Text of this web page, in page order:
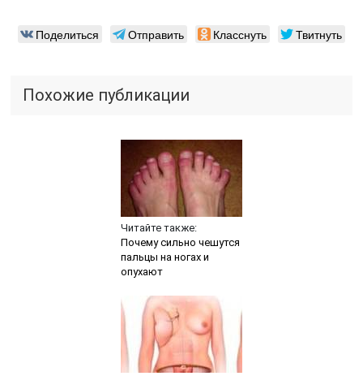
Поделиться Отправить Класснуть Твитнуть
Похожие публикации
Читайте также:
Почему сильно чешутся
пальцы на ногах и
опухают